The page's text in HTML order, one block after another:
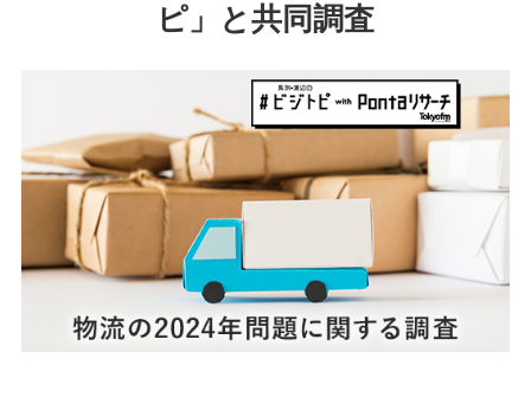
ピ」と共同調査